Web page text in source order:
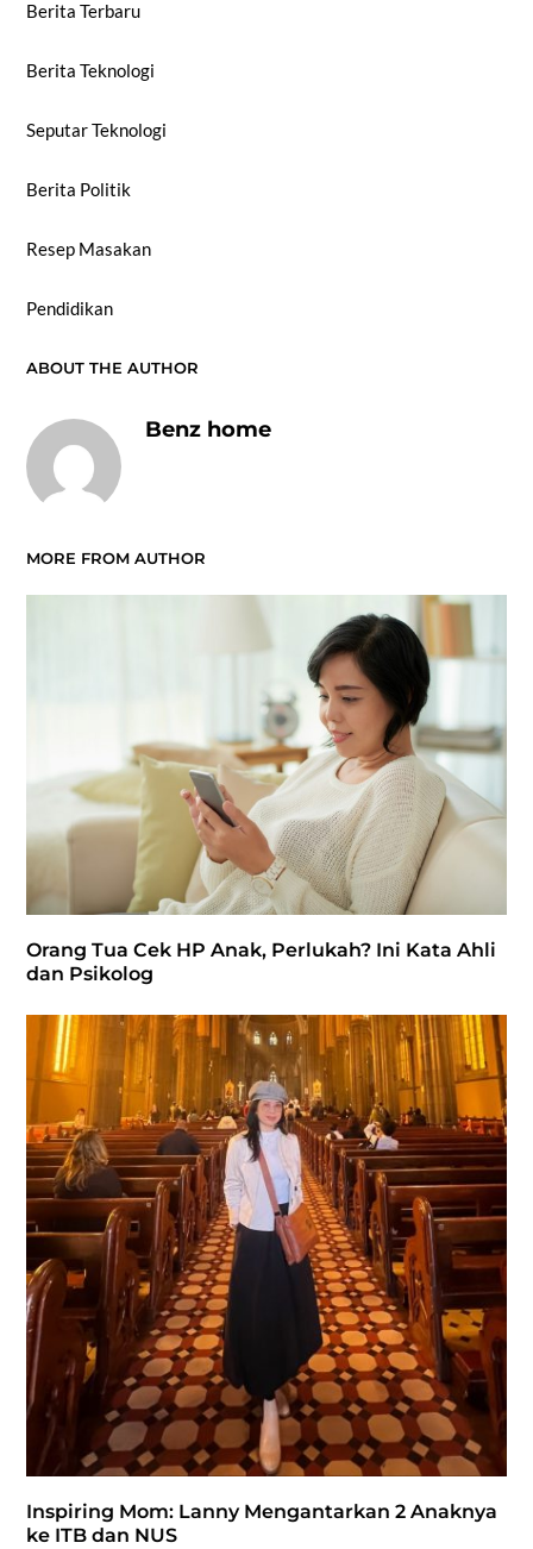
Berita Terbaru
Berita Teknologi
Seputar Teknologi
Berita Politik
Resep Masakan
Pendidikan
ABOUT THE AUTHOR
Benz home
MORE FROM AUTHOR
Orang Tua Cek HP Anak, Perlukah? Ini Kata Ahli
dan Psikolog
Inspiring Mom: Lanny Mengantarkan 2 Anaknya
ke ITB dan NUS